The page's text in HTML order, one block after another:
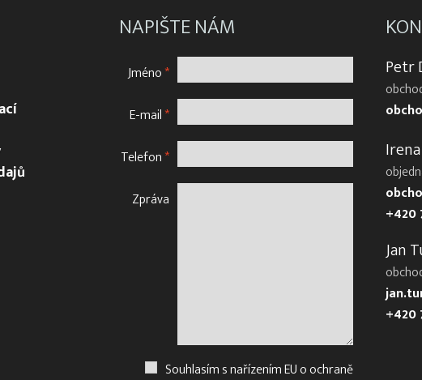
NAPIŠTE NÁM
Jméno*
E-mail*
Telefon*
Zpráva
Souhlasím s nařízením EU o ochraně
Petr
+420
Jan
+420